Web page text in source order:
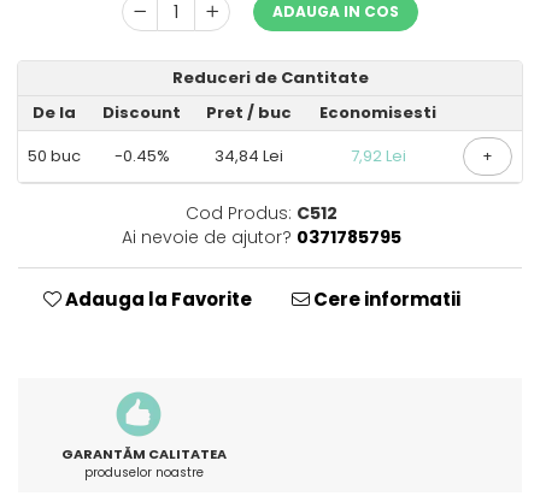
ADAUGA IN COS
Reduceri de Cantitate
De la
Discount Pret / buc
Economisesti
50 buc -0.45% 34,84 Lei 7,92 Lei +
Cod Produs: C512
Ai nevoie de ajutor? 0371785795
Adauga la Favorite Cere informatii
GARANTĂM CALITATEA
produselor noastre